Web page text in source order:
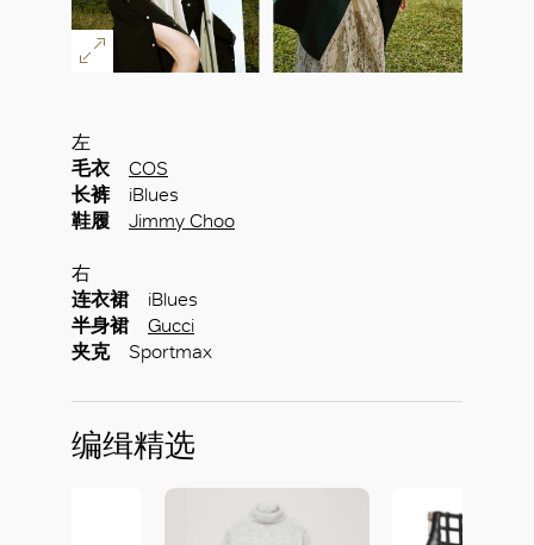
左
毛衣
COS
长裤iBlues
鞋履
Jimmy Choo
右
连衣裙iBlues
半身裙
Gucci
夹克Sportmax
编缉精选